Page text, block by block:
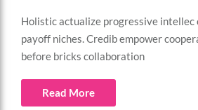
Holistic actualize progressive intellec
payoff niches. Credib empower
before bricks collaboration
Read More